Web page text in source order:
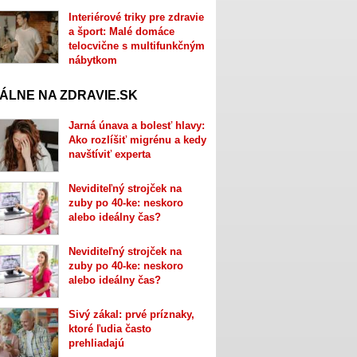
Interiérové triky pre zdravie
a šport: Malé domáce
telocvične s multifunkčným
nábytkom
NA ZDRAVIE.SK
Jarná únava a bolesť hlavy:
Ako rozlíšiť migrénu a kedy
navštíviť experta
Neviditeľný strojček na
zuby po 40-ke: neskoro
alebo ideálny čas?
Neviditeľný strojček na
zuby po 40-ke: neskoro
alebo ideálny čas?
Sivý zákal: prvé príznaky,
ktoré ľudia často
prehliadajú